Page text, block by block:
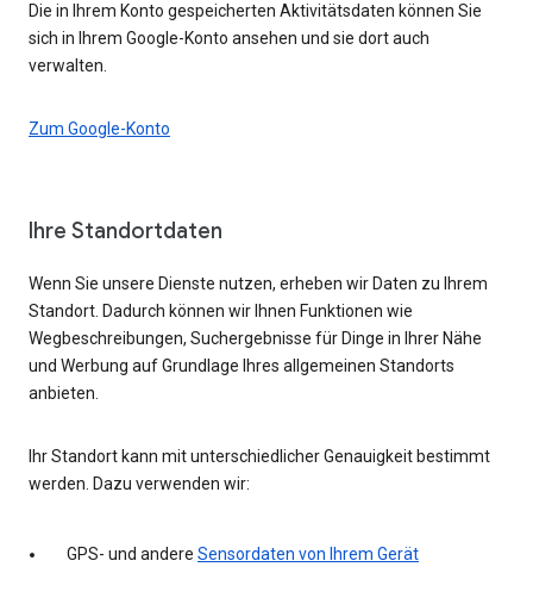
Die in Ihrem Konto gespeicherten Aktivitätsdaten können Sie
sich in Ihrem Google-Konto ansehen und sie dort auch
verwalten.
Zum Google-Konto
Ihre Standortdaten
Wenn Sie unsere Dienste nutzen, erheben wir Daten zu Ihrem
Standort. Dadurch können wir Ihnen Funktionen wie
Wegbeschreibungen, Suchergebnisse für Dinge in Ihrer Nähe
und Werbung auf Grundlage Ihres allgemeinen Standorts
anbieten.
Ihr Standort kann mit unterschiedlicher Genauigkeit bestimmt
werden. Dazu verwenden wir:
GPS- und andere Sensordaten von Ihrem Gerät